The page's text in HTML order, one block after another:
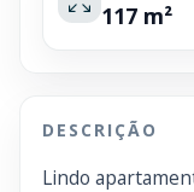
117 m²
DESCRIÇÃO
Lindo